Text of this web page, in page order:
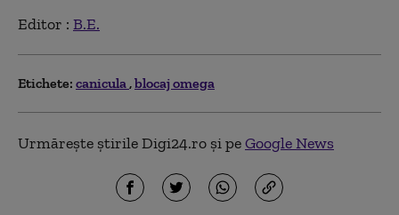
Editor : B.E.
Etichete: canicula blocaj omega
Urmărește știrile Digi24.ro și peGoogle News